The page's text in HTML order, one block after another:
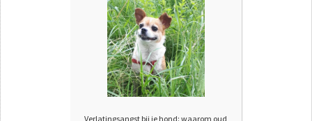
Verlatingsangst bij je hond: waarom oud